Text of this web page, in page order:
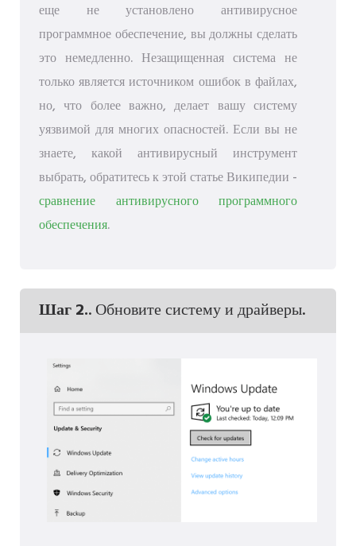
еще не установлено антивирусное
программное обеспечение, вы должны сделать
это немедленно. Незащищенная система не
только является источником ошибок в файлах,
но, что более важно, делает вашу систему
уязвимой для многих опасностей. Если вы не
знаете, какой антивирусный инструмент
выбрать, обратитесь к этой статье Википедии -
сравнение антивирусного программного
обеспечения.
Шаг 2.. Обновите систему и драйверы.